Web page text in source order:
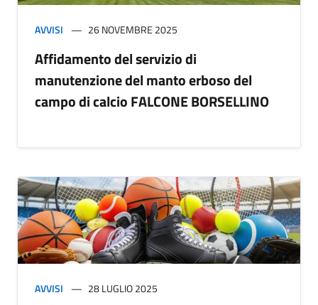
AVVISI 26 NOVEMBRE 2025
Affidamento del servizio di
manutenzione del manto erboso del
campo di calcio FALCONE BORSELLINO
AVVISI 28 LUGLIO 2025